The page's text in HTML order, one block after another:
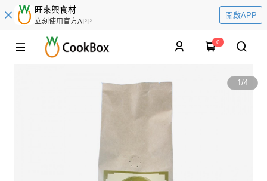
旺來興食材
立刻使用官方APP
開啟APP
0
1/4